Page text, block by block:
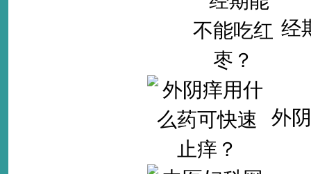
经
外